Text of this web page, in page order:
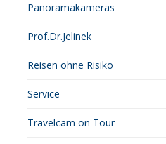
Panoramakameras
Prof.Dr.Jelinek
Reisen ohne Risiko
Service
Travelcam on Tour